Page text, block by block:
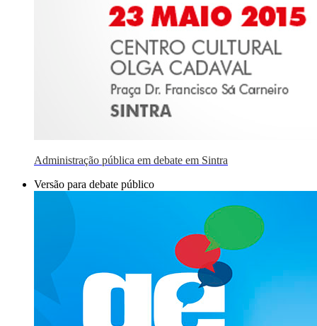
Administração pública em debate em Sintra
Versão para debate público